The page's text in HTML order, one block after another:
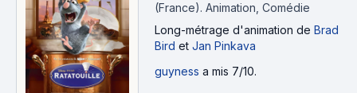
(France). Animation, Comédie
Long-métrage d'animation de Brad
Bird et Jan Pinkava
guyness a mis 7/10.